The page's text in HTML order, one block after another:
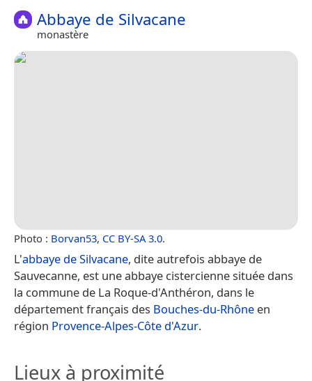
Abbaye de Silvacane
monastère
Photo : Borvan53, CC BY-SA 3.0.
L'abbaye de Silvacane, dite autrefois abbaye de
Sauvecanne, est une abbaye cistercienne située dans
la commune de La Roque-d'Anthéron, dans le
département français des Bouches-du-Rhône en
région Provence-Alpes-Côte d'Azur.
Lieux à proximité